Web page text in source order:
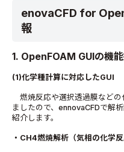
enovaCFD for
報
1. OpenFOAM GUIの機
(1)化学種計算に対応したGUI
燃焼反応や選択透過膜などの
ましたので、ennovaCFDで解
紹介します。
・CH4燃焼解析（気相の化学反